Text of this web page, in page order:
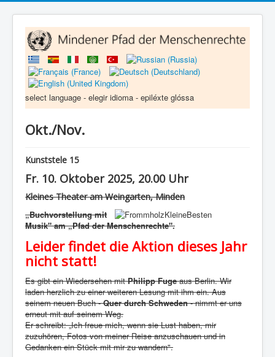
select language - elegir idioma - epiléxte glóssa
Okt./Nov.
Kunststele 15
Fr. 10. Oktober 2025, 20.00 Uhr
Kleines Theater am Weingarten, Minden
„Buchvorstellung mit
Musik" am „Pfad der Menschenrechte".
Leider findet die Aktion dieses Jahr
nicht statt!
Es gibt ein Wiedersehen mitPhilipp Fugeaus Berlin. Wir
laden herzlich zu einer weiteren Lesung mit ihm ein. Aus
seinem neuen Buch -Quer durch Schweden- nimmt er uns
erneut mit auf seinem Weg.
Er schreibt: „Ich freue mich, wenn sie Lust haben, mir
zuzuhören, Fotos von meiner Reise anzuschauen und in
Gedanken ein Stück mit mir zu wandern".